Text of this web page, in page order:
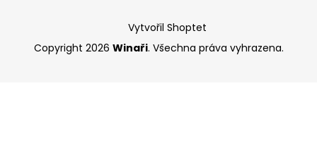
Vytvořil Shoptet
Copyright 2026 Winaři. Všechna práva vyhrazena.